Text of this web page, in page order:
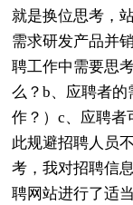
就是换位思考，
需求研发产品并
聘工作中需要思
么？b、应聘者的
作？）c、应聘者
此规避招聘人员
考，我对招聘信
聘网站进行了适